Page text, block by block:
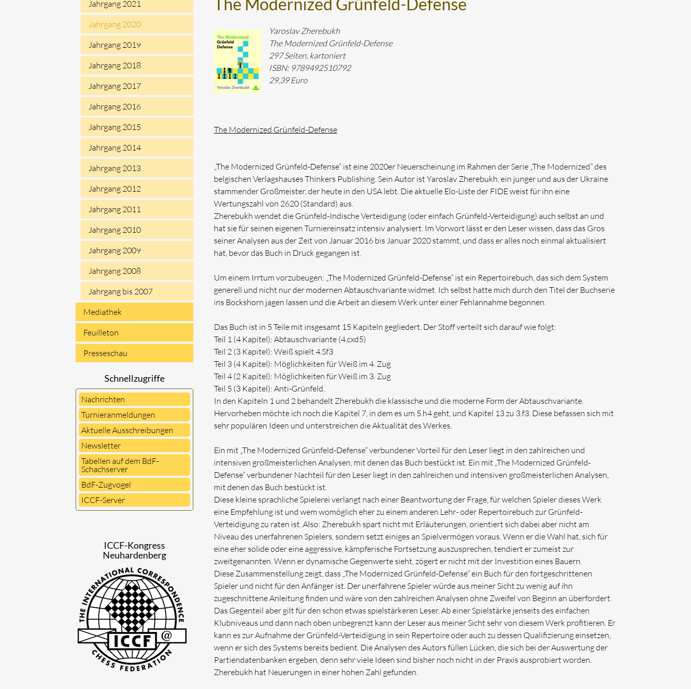
Yaroslav Zherebukh
The Modernized Grünfeld-Defense
297 Seiten, kartoniert
ISBN: 9789492510792
29,39 Euro
The Modernized Grünfeld-Defense
„The Modernized Grünfeld-Defense“ ist eine 2020er Neuerscheinung im Rahmen der Serie „The Modernized“ des
belgischen Verlagshauses Thinkers Publishing. Sein Autor ist Yaroslav Zherebukh, ein junger und aus der Ukraine
stammender Großmeister, der heute in den USA lebt. Die aktuelle Elo-Liste der FIDE weist für ihn eine
Wertungszahl von 2620 (Standard) aus.
Zherebukh wendet die Grünfeld-Indische Verteidigung (oder einfach Grünfeld-Verteidigung) auch selbst an und
hat sie für seinen eigenen Turniereinsatz intensiv analysiert. Im Vorwort lässt er den Leser wissen, dass das Gros
seiner Analysen aus der Zeit von Januar 2016 bis Januar 2020 stammt, und dass er alles noch einmal aktualisiert
hat, bevor das Buch in Druck gegangen ist.
Um einem Irrtum vorzubeugen: „The Modernized Grünfeld-Defense“ ist ein Repertoirebuch, das sich dem System
generell und nicht nur der modernen Abtauschvariante widmet. Ich selbst hatte mich durch den Titel der Buchserie
ins Bockshorn jagen lassen und die Arbeit an diesem Werk unter einer Fehlannahme begonnen.
Das Buch ist in 5 Teile mit insgesamt 15 Kapiteln gegliedert. Der Stoff verteilt sich darauf wie folgt:
Teil 1 (4 Kapitel): Abtauschvariante (4.cxd5)
Teil 2 (3 Kapitel): Weiß spielt 4.Sf3
Teil 3 (4 Kapitel): Möglichkeiten für Weiß im 4. Zug
Teil 4 (2 Kapitel): Möglichkeiten für Weiß im 3. Zug
Teil 5 (3 Kapitel): Anti-Grünfeld.
In den Kapiteln 1 und 2 behandelt Zherebukh die klassische und die moderne Form der Abtauschvariante.
Hervorheben möchte ich noch die Kapitel 7, in dem es um 5.h4 geht, und Kapitel 13 zu 3.f3. Diese befassen sich mit
sehr populären Ideen und unterstreichen die Aktualität des Werkes.
Ein mit „The Modernized Grünfeld-Defense“ verbundener Vorteil für den Leser liegt in den zahlreichen und
intensiven großmeisterlichen Analysen, mit denen das Buch bestückt ist. Ein mit „The Modernized Grünfeld-
Defense“ verbundener Nachteil für den Leser liegt in den zahlreichen und intensiven großmeisterlichen Analysen,
mit denen das Buch bestückt ist.
Diese kleine sprachliche Spielerei verlangt nach einer Beantwortung der Frage, für welchen Spieler dieses Werk
eine Empfehlung ist und wem womöglich eher zu einem anderen Lehr- oder Repertoirebuch zur Grünfeld-
Verteidigung zu raten ist. Also: Zherebukh spart nicht mit Erläuterungen, orientiert sich dabei aber nicht am
Niveau des unerfahrenen Spielers, sondern setzt einiges an Spielvermögen voraus. Wenn er die Wahl hat, sich für
eine eher solide oder eine aggressive, kämpferische Fortsetzung auszusprechen, tendiert er zumeist zur
zweitgenannten. Wenn er dynamische Gegenwerte sieht, zögert er nicht mit der Investition eines Bauern.
Diese Zusammenstellung zeigt, dass „The Modernized Grünfeld-Defense“ ein Buch für den fortgeschrittenen
Spieler und nicht für den Anfänger ist. Der unerfahrene Spieler würde aus meiner Sicht zu wenig auf ihn
zugeschnittene Anleitung finden und wäre von den zahlreichen Analysen ohne Zweifel von Beginn an überfordert.
Das Gegenteil aber gilt für den schon etwas spielstärkeren Leser. Ab einer Spielstärke jenseits des einfachen
Klubniveaus und dann nach oben unbegrenzt kann der Leser aus meiner Sicht sehr von diesem Werk profitieren. Er
kann es zur Aufnahme der Grünfeld-Verteidigung in sein Repertoire oder auch zu dessen Qualifizierung einsetzen,
wenn er sich des Systems bereits bedient. Die Analysen des Autors füllen Lücken, die sich bei der Auswertung der
Partiendatenbanken ergeben, denn sehr viele Ideen sind bisher noch nicht in der Praxis ausprobiert worden.
Zherebukh hat Neuerungen in einer hohen Zahl gefunden.
Jahrgang 2021
Jahrgang 2020
Jahrgang 2019
Jahrgang 2018
Jahrgang 2017
Jahrgang 2016
Jahrgang 2015
Jahrgang 2014
Jahrgang 2013
Jahrgang 2012
Jahrgang 2011
Jahrgang 2010
Jahrgang 2009
Jahrgang 2008
Jahrgang bis 2007
Mediathek
Feuilleton
Presseschau
Schnellzugriffe
Nachrichten
Turnieranmeldungen
Aktuelle Ausschreibungen
Newsletter
Tabellen auf dem BdF-
Schachserver
BdF-Zugvogel
ICCF-Server
ICCF-Kongress
Neuhardenberg